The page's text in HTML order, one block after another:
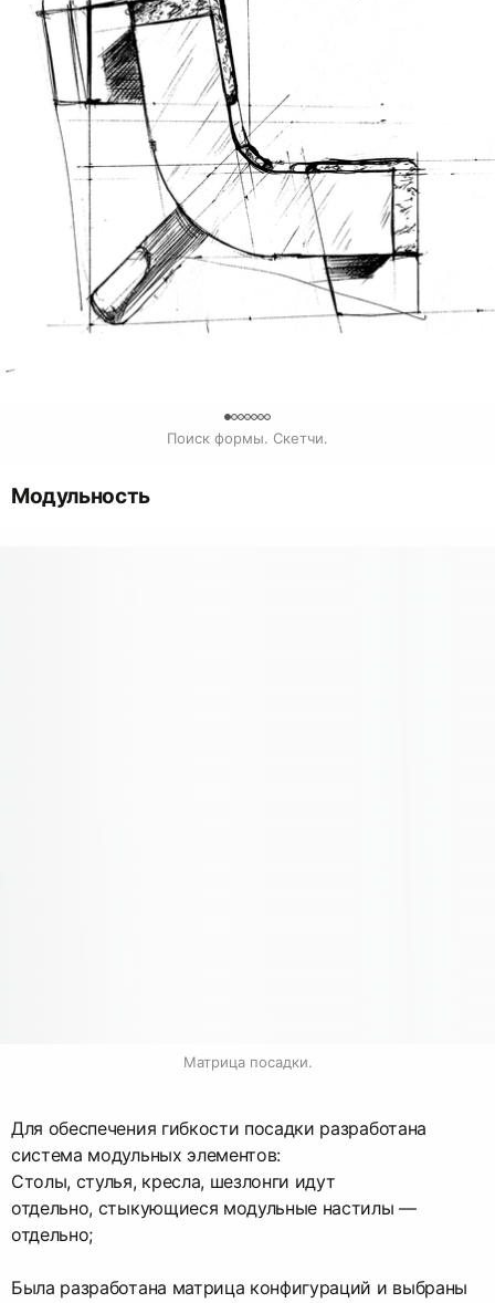
Поиск формы. Скетчи.
Модульность
Матрица посадки.
Для обеспечения гибкости посадки разработана
система модульных элементов:
Столы, стулья, кресла, шезлонги идут
отдельно, стыкующиеся модульные настилы —
отдельно;
Была разработана матрица конфигураций и выбраны